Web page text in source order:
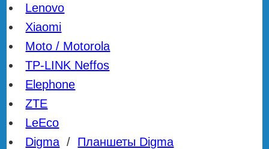
Lenovo
Xiaomi
Moto / Motorola
TP-LINK Neffos
Elephone
ZTE
LeEco
Digma / Планшеты Digma